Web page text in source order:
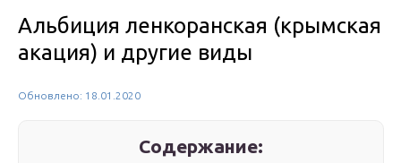
Альбиция ленкоранская (крымская
акация) и другие виды
Обновлено: 18.01.2020
Содержание: